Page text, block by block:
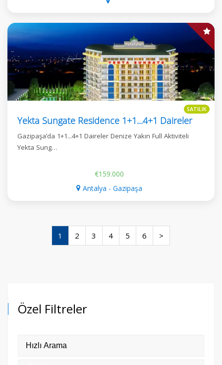
SATILIK
Yekta Sungate Residence 1+1...4+1 Daireler
Gazipaşa’da 1+1...4+1 Daireler Denize Yakın Full Aktiviteli
Yekta Sung…
€159.000
Antalya - Gazipaşa
1 2 3 4 5 6 >
Özel Filtreler